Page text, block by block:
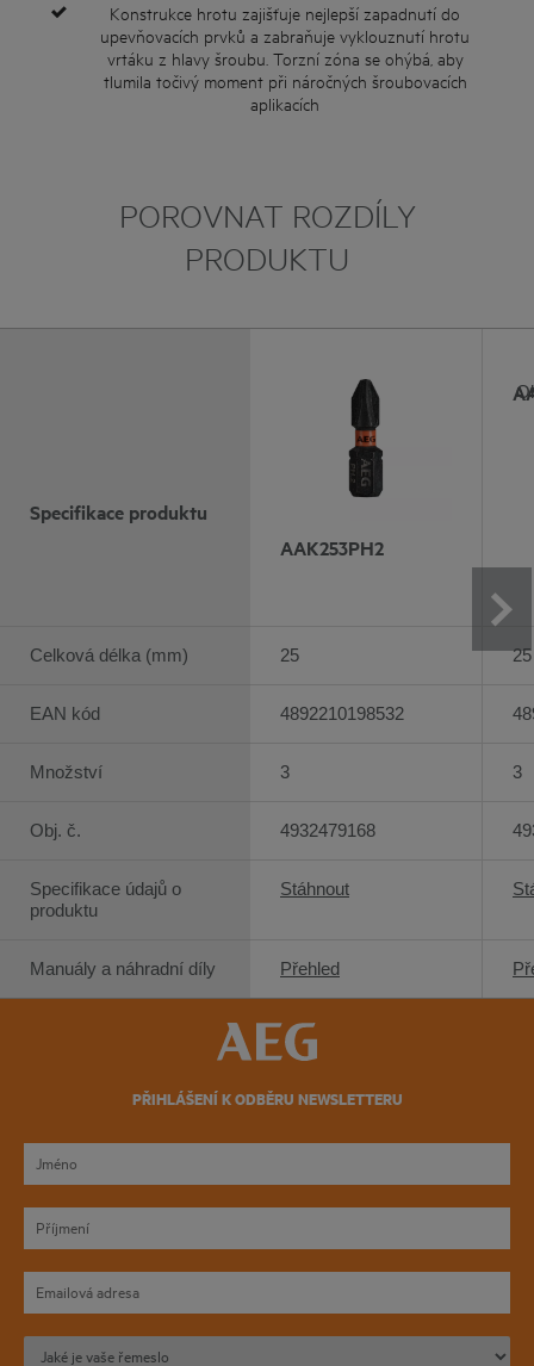
Konstrukce hrotu zajišťuje nejlepší zapadnutí do
upevňovacích prvků a zabraňuje vyklouznutí hrotu
vrtáku z hlavy šroubu. Torzní zóna se ohýbá, aby
tlumila točivý moment při náročných šroubovacích
aplikacích
POROVNAT ROZDÍLY
PRODUKTU
Specifikace produktu
Celková délka (mm)
EAN kód
Množství
Obj. č.
Specifikace údajů o
produktu
Manuály a náhradní díly
AAK253PH2
25
4892210198532
3
4932479168
Stáhnout
Přehled
25
3
PŘIHLÁŠENÍ K ODBĚRU NEWSLETTERU